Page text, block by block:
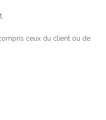
ceux du client ou de